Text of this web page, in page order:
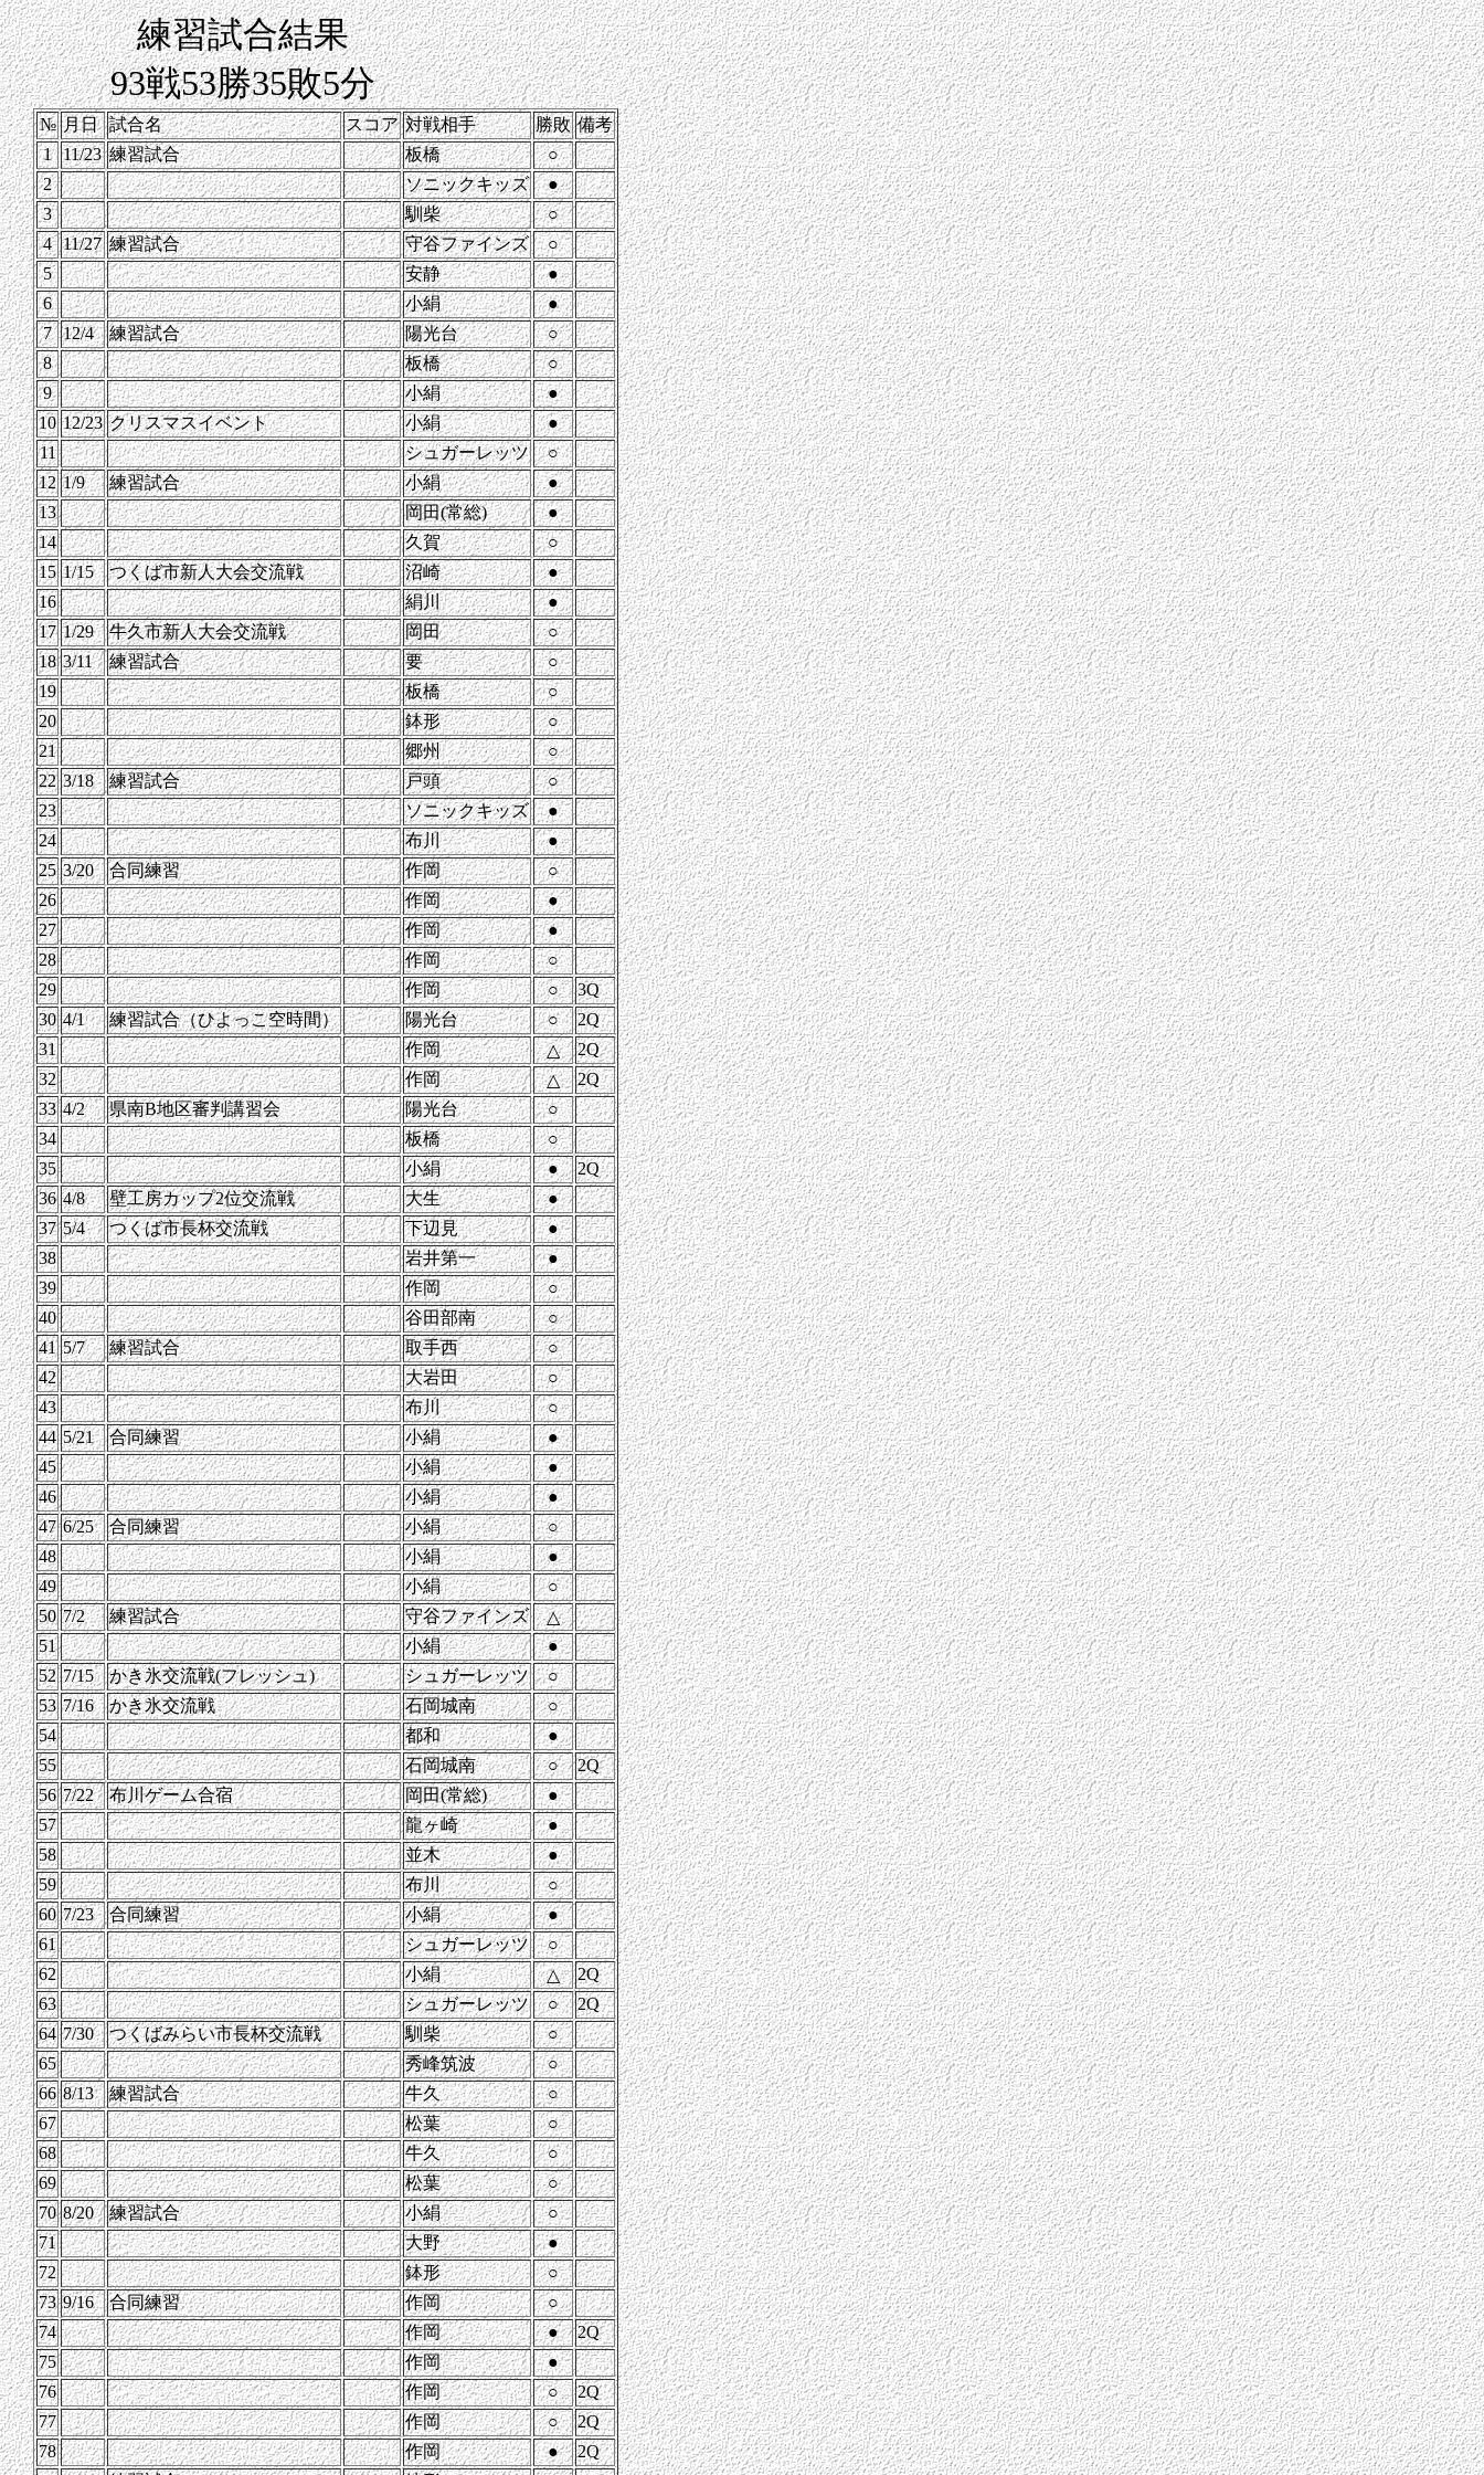
練習試合結果
93戦53勝35敗5分
№ 月日 試合名 スコア 対戦相手 勝敗 備考
1 11/23 練習試合 板橋
○
2
ソニックキッズ
●
3
馴柴
○
4 11/27 練習試合 守谷ファインズ
○
5
安静
●
6
小絹
●
7 12/4 練習試合 陽光台
○
8
板橋
○
9
小絹
●
10 12/23 クリスマスイベント 小絹
●
11
シュガーレッツ
○
12 1/9 練習試合 小絹
●
13
岡田(常総)
●
14
久賀
○
15 1/15 つくば市新人大会交流戦 沼崎
●
16
絹川
●
17 1/29 牛久市新人大会交流戦 岡田
○
18 3/11 練習試合 要
○
19
板橋
○
20
鉢形
○
21
郷州
○
22 3/18 練習試合 戸頭
○
23
ソニックキッズ
●
24
布川
●
25 3/20 合同練習 作岡
○
26
作岡
●
27
作岡
●
28
作岡
○
29
作岡 ○
3Q
30 4/1 練習試合（ひよっこ空時間） 陽光台 ○
2Q
31
作岡 △
2Q
32
作岡 △
2Q
33 4/2 県南B地区審判講習会 陽光台
○
34
板橋
○
35
小絹 ●
2Q
36 4/8 壁工房カップ2位交流戦 大生
●
37 5/4 つくば市長杯交流戦 下辺見
●
38
岩井第一
●
39
作岡
○
40
谷田部南
○
41 5/7 練習試合 取手西
○
42
大岩田
○
43
布川
○
44 5/21 合同練習 小絹
●
45
小絹
●
46
小絹
●
47 6/25 合同練習 小絹
○
48
小絹
●
49
小絹
○
50 7/2 練習試合 守谷ファインズ
△
51
小絹
●
52 7/15 かき氷交流戦(フレッシュ) シュガーレッツ
○
53 7/16 かき氷交流戦 石岡城南
○
54
都和
●
55
石岡城南 ○
2Q
56 7/22 布川ゲーム合宿 岡田(常総)
●
57
龍ヶ崎
●
58
並木
●
59
布川
○
60 7/23 合同練習 小絹
●
61
シュガーレッツ
○
62
小絹 △
2Q
63
シュガーレッツ ○
2Q
64 7/30 つくばみらい市長杯交流戦 馴柴
○
65
秀峰筑波
○
66 8/13 練習試合 牛久
○
67
松葉
○
68
牛久
○
69
松葉
○
70 8/20 練習試合 小絹
○
71
大野
●
72
鉢形
○
73 9/16 合同練習 作岡
○
74
作岡 ●
2Q
75
作岡
●
76
作岡 ○
2Q
77
作岡 ○
2Q
78
作岡 ●
2Q